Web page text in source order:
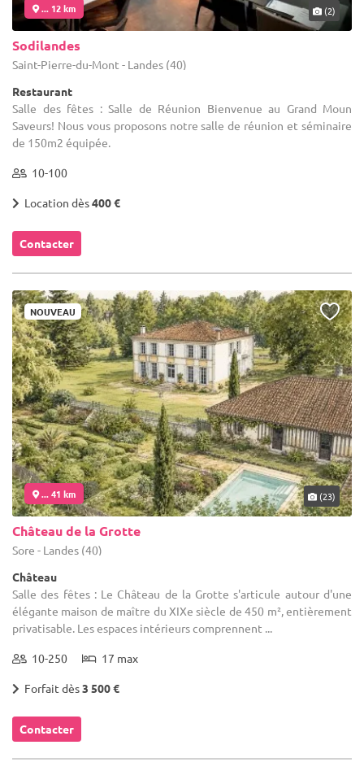
... 12 km (2)
Sodilandes
Saint-Pierre-du-Mont - Landes (40)
Restaurant
Salle des fêtes : Salle de Réunion Bienvenue au Grand Moun
Saveurs! Nous vous proposons notre salle de réunion et séminaire
de 150m2 équipée.
10-100
Location dès400 €
Contacter
NOUVEAU
... 41 km (23)
Château de la Grotte
Sore - Landes (40)
Château
Salle des fêtes : Le Château de la Grotte s'articule autour d'une
élégante maison de maître du XIXe siècle de 450 m², entièrement
privatisable. Les espaces intérieurs comprennent ...
10-250 17 max
Forfait dès3 500 €
Contacter